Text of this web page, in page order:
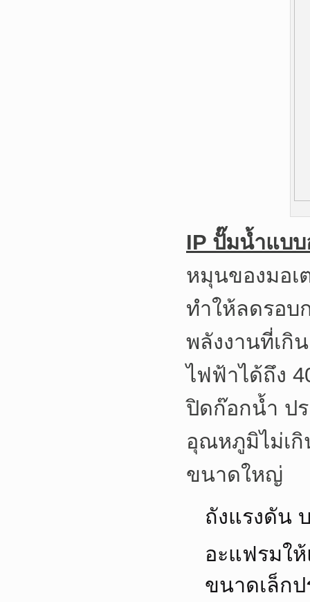
IP ปั๊มน้ำแบบ
หมุนของมอเ
ทำให้ลดรอบ
พลังงานที่เกิ
ไฟฟ้าได้ถึง
ปิดก๊อกน้ำ ป
อุณหภูมิไม่เกิ
ขนาดใหญ่
ถังแรงดัน
อะแฟรมใ
ขนาดเล็ก